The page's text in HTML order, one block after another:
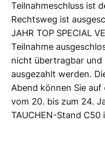
Teilnahmeschluss ist
Rechtsweg ist
JAHR TOP SPECIAL
Teilnahme
nicht übertragbar
ausgezahlt werden.
Abend können Sie auf
vom 20. bis zum 24.
TAUCHEN-Stand C50